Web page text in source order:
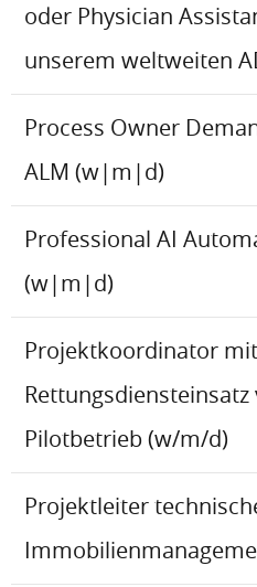
oder Physician
unserem weltweiten
Process Owner
ALM (w|m|d)
Professional AI
(w|m|d)
Projektkoordinator
Rettungsdiensteinsatz
Pilotbetrieb (w/m/d)
Projektleiter